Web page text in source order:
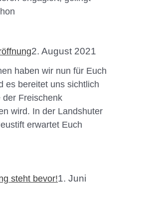
2. August 2021
haben wir nun für Euch
es bereitet uns sichtlich
der Freischenk
wird. In der Landshuter
erwartet Euch
steht bevor!1. Juni